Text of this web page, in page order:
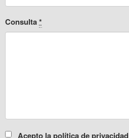
Consulta*
Acepto la política de privacidad